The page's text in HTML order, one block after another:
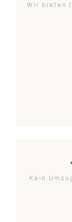
Wir bieten
Kein